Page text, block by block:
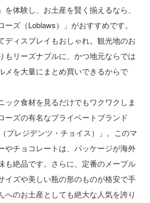
体験し、お土産を賢く揃えるなら、
ズ（Loblaws）」がおすすめです。
ディスプレイもおしゃれ。観光地のお
もリーズナブルに、かつ地元ならでは
メを大量にまとめ買いできるからで
ック食材を見るだけでもワクワクしま
ーズの有名なプライベートブランド
プレジデンツ・チョイス）」。このマ
やチョコレートは、パッケージが海外
も絶品です。さらに、定番のメープル
イズや美しい瓶の形のものが格安で手
へのお土産としても絶大な人気を誇り